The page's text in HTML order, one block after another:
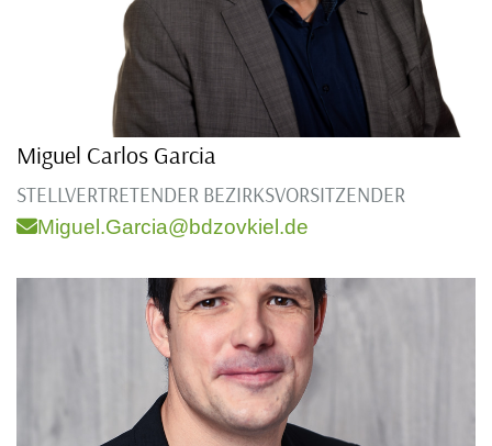
Miguel Carlos Garcia
STELLVERTRETENDER BEZIRKSVORSITZENDER
Miguel.Garcia@bdzovkiel.de